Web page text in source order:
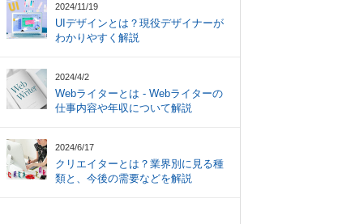
2024/11/19
UIデザインとは？現役デザイナーが
わかりやすく解説
2024/4/2
Webライターとは - Webライターの
仕事内容や年収について解説
2024/6/17
クリエイターとは？業界別に見る種
類と、今後の需要などを解説